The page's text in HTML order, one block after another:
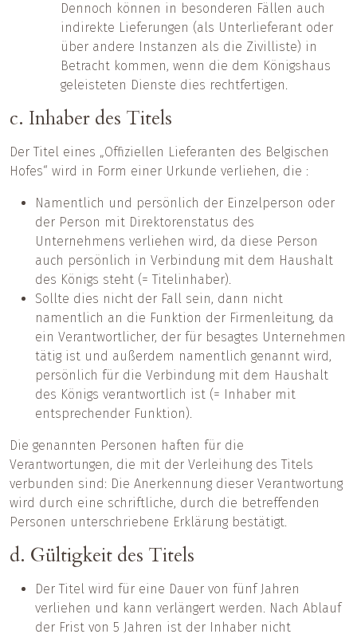
Dennoch können in besonderen Fällen auch
indirekte Lieferungen (als Unterlieferant oder
über andere Instanzen als die Zivilliste) in
Betracht kommen, wenn die dem Königshaus
geleisteten Dienste dies rechtfertigen.
c. Inhaber des Titels
Der Titel eines „Offiziellen Lieferanten des Belgischen
Hofes“ wird in Form einer Urkunde verliehen, die :
Namentlich und persönlich der Einzelperson oder
der Person mit Direktorenstatus des
Unternehmens verliehen wird, da diese Person
auch persönlich in Verbindung mit dem Haushalt
des Königs steht (= Titelinhaber).
Sollte dies nicht der Fall sein, dann nicht
namentlich an die Funktion der Firmenleitung, da
ein Verantwortlicher, der für besagtes Unternehmen
tätig ist und außerdem namentlich genannt wird,
persönlich für die Verbindung mit dem Haushalt
des Königs verantwortlich ist (= Inhaber mit
entsprechender Funktion).
Die genannten Personen haften für die
Verantwortungen, die mit der Verleihung des Titels
verbunden sind: Die Anerkennung dieser Verantwortung
wird durch eine schriftliche, durch die betreffenden
Personen unterschriebene Erklärung bestätigt.
d. Gültigkeit des Titels
Der Titel wird für eine Dauer von fünf Jahren
verliehen und kann verlängert werden. Nach Ablauf
der Frist von 5 Jahren ist der Inhaber nicht